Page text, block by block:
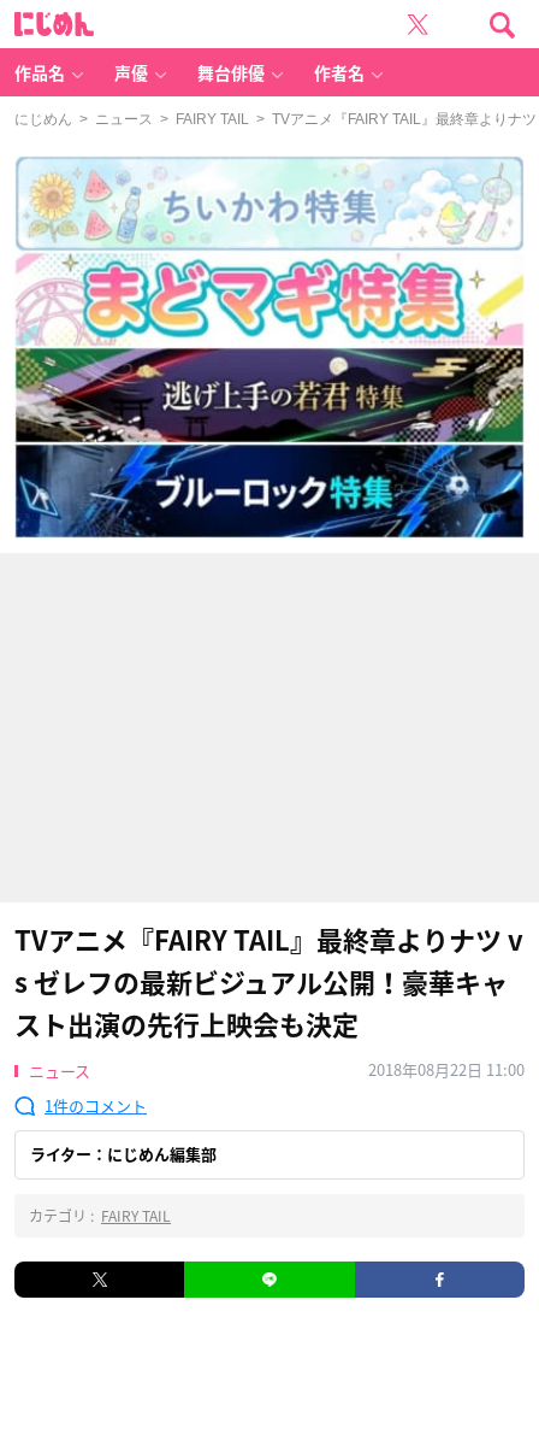
作品名 声優 舞台俳優 作者名
にじめん > ニュース > FAIRY TAIL > TVアニメ『FAIRY TAIL』最終章よりナ
TVアニメ『FAIRY TAIL』最終章よりナツ v
s ゼレフの最新ビジュアル公開！豪華キャ
スト出演の先行上映会も決定
ニュース
2018年08月22日 11:00
1
ライター：にじめん編集部
カテゴリ : FAIRY TAIL